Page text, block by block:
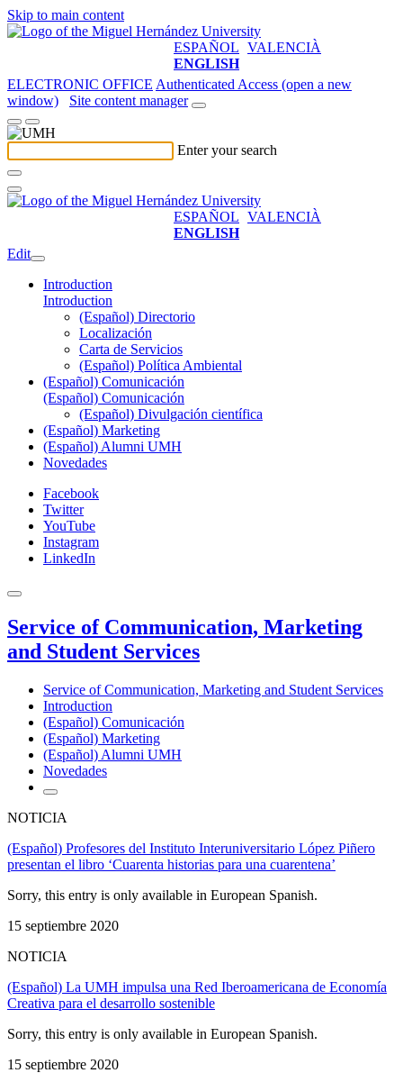
Skip to main content
ESPAÑOL VALENCIÀ
ENGLISH
ELECTRONIC OFFICE Authenticated Access (open a new
window)
Site content manager
Enter your search
ESPAÑOL VALENCIÀ
ENGLISH
Edit
Introduction
Introduction
(Español) Directorio
Localización
Carta de Servicios
(Español) Política Ambiental
(Español) Comunicación
(Español) Comunicación
(Español) Divulgación científica
(Español) Marketing
(Español) Alumni UMH
Novedades
Facebook
Twitter
YouTube
Instagram
LinkedIn
Service of Communication, Marketing
and Student Services
Service of Communication, Marketing and Student Services
Introduction
(Español) Comunicación
(Español) Marketing
(Español) Alumni UMH
Novedades
NOTICIA
(Español) Profesores del Instituto Interuniversitario López Piñero
presentan el libro ‘Cuarenta historias para una cuarentena’
Sorry, this entry is only available in European Spanish.
15 septiembre 2020
NOTICIA
(Español) La UMH impulsa una Red Iberoamericana de Economía
Creativa para el desarrollo sostenible
Sorry, this entry is only available in European Spanish.
15 septiembre 2020